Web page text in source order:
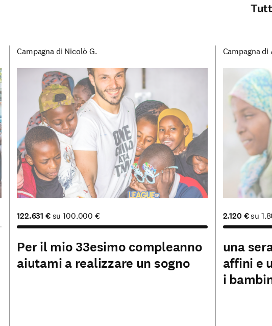
Campagna di Nicolò G.
122.631 €su100.000 €
Per il mio 33esimo compleanno
aiutami a realizzare un sogno
Campagna di
2.120 €su
una
affini e
i